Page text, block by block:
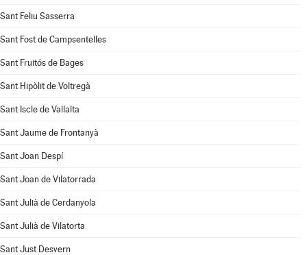
Sant Feliu Sasserra
Sant Fost de Campsentelles
Sant Fruitós de Bages
Sant Hipòlit de Voltregà
Sant Iscle de Vallalta
Sant Jaume de Frontanyà
Sant Joan Despí
Sant Joan de Vilatorrada
Sant Julià de Cerdanyola
Sant Julià de Vilatorta
Sant Just Desvern